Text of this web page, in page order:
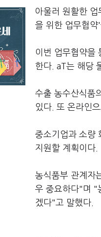
아울러 원활한
을 위한 업무협약
이번 업무협약을
한다. aT는 해당
수출 농수산식품
있다. 또 온라인
중소기업과 소량
지원할 계획이다.
농식품부 관계자
우 중요하다"며 "
겠다"고 말했다.